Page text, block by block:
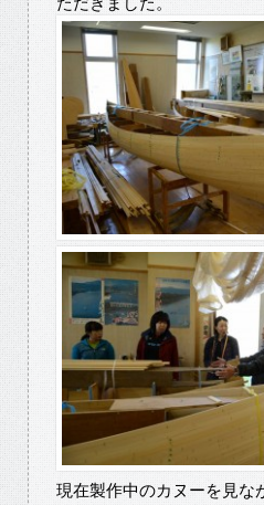
現在製作中のカヌーを見な